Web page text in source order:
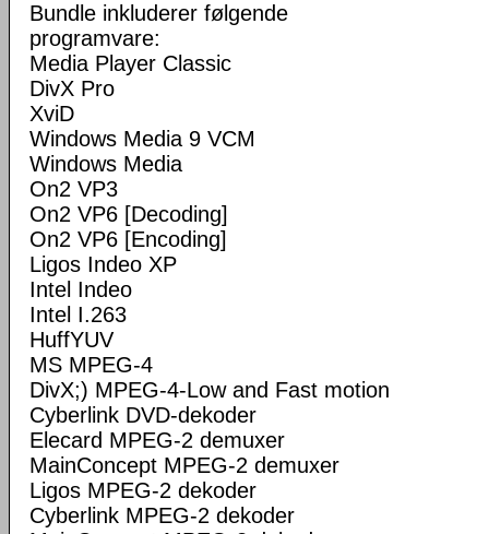
Bundle inkluderer følgende
programvare:
Media Player Classic
DivX Pro
XviD
Windows Media 9 VCM
Windows Media
On2 VP3
On2 VP6 [Decoding]
On2 VP6 [Encoding]
Ligos Indeo XP
Intel Indeo
Intel I.263
HuffYUV
MS MPEG-4
DivX;) MPEG-4-Low and Fast motion
Cyberlink DVD-dekoder
Elecard MPEG-2 demuxer
MainConcept MPEG-2 demuxer
Ligos MPEG-2 dekoder
Cyberlink MPEG-2 dekoder